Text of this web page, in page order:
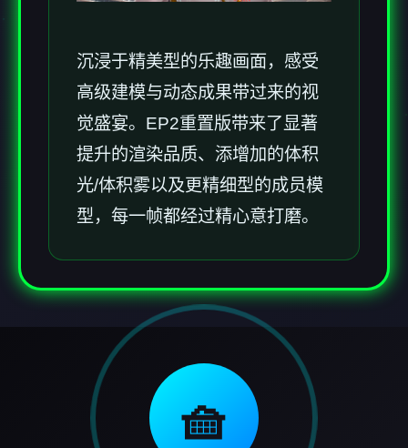
沉浸于精美型的乐趣画面，感受
高级建模与动态成果带过来的视
觉盛宴。EP2重置版带来了显著
提升的渲染品质、添增加的体积
光/体积雾以及更精细型的成员模
型，每一帧都经过精心意打磨。
🧺